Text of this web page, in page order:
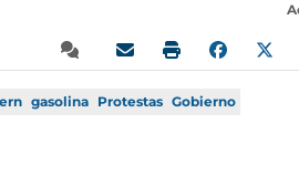
gasolina Protestas Gobierno